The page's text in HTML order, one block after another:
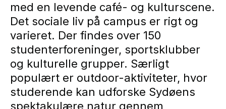
med en levende café- og kulturscene.
Det sociale liv på campus er rigt og
varieret. Der findes over 150
studenterforeninger, sportsklubber
og kulturelle grupper. Særligt
populært er outdoor-aktiviteter, hvor
studerende kan udforske Sydøens
spektakulære natur gennem